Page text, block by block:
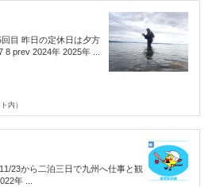
目 昨日の定休日は夕方
prev 2024年 2025年 ...
内）
23から二泊三日で九州へ仕事と観
年 ...